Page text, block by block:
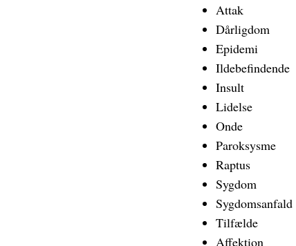
Attak
Dårligdom
Epidemi
Ildebefindende
Insult
Lidelse
Onde
Paroksysme
Raptus
Sygdom
Sygdomsanfald
Tilfælde
Affektion